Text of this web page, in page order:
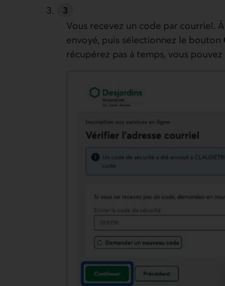
Vous recevez un code par courriel. À
envoyé, puis sélectionnez le bouton
récupérez pas à temps, vous